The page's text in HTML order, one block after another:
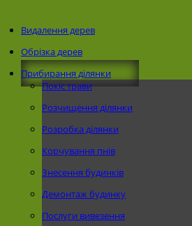
Видалення дерев
Обрізка дерев
Прибирання ділянки
Покіс трави
Розчищення ділянки
Розробка ділянки
Корчування пнів
Знесення будинків
Демонтаж будинку
Послуги вивезення